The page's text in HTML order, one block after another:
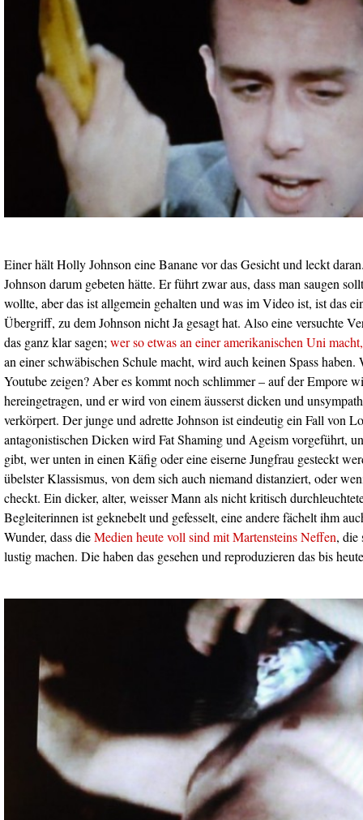
Einer hält Holly Johnson eine Banane vor das Gesicht und leckt
Johnson darum gebeten hätte. Er führt zwar aus, dass man saugen
wollte, aber das ist allgemein gehalten und was im Video ist, ist das
Übergriff, zu dem Johnson nicht Ja gesagt hat. Also eine versuchte
das ganz klar sagen;wer so etwas an einer amerikanischen Uni
an einer schwäbischen Schule macht, wird auch keinen Spass haben.
Youtube zeigen? Aber es kommt noch schlimmer – auf der Empore
hereingetragen, und er wird von einem äusserst dicken und
verkörpert. Der junge und adrette Johnson ist eindeutig ein Fall von
antagonistischen Dicken wird Fat Shaming und Ageism vorgeführt,
gibt, wer unten in einen Käfig oder eine eiserne Jungfrau gesteckt
übelster Klassismus, von dem sich auch niemand distanziert, oder
checkt. Ein dicker, alter, weisser Mann als nicht kritisch
Begleiterinnen ist geknebelt und gefesselt, eine andere fächelt ihm
Wunder, dass dieMedien heute voll sind mit Martensteins Neffen, die
lustig machen. Die haben das gesehen und reproduzieren das bis